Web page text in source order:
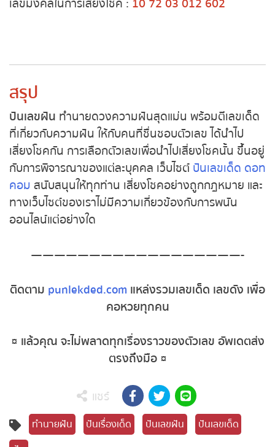
หวยหุ้นจีน บ่าย
หวยหุ้นอิยิป
หวยหุ้นเยอรมัน
หวยหุ้นอังกฤษ
หวยหุ้นรัสเซีย
สรุป
ปันเลขฝัน ทำนายดวงความฝันสุดแม่น พร้อมตีเลขเด็ด
ที่เกี่ยวกับความฝัน ให้กับคนที่ชื่นชอบตัวเลข ได้นำไป
เสี่ยงโชคกัน การเลือกตัวเลขเพื่อนำไปเสี่ยงโชคนั้น ขึ้นอยู่
กับการพิจารณาของแต่ละบุคคล เว็บไซต์ ปันเลขเด็ด ดอท
คอม สนับสนุนให้ทุกท่าน เสี่ยงโชคอย่างถูกกฎหมาย และ
ทางเว็บไซต์ของเราไม่มีความเกี่ยวข้องกับการพนัน
ออนไลน์แต่อย่างใด
——————————————————-
ติดตาม punlekded.com แหล่งรวมเลขเด็ด เลขดัง เพื่อ
คอหวยทุกคน
¤ แล้วคุณ จะไม่พลาดทุกเรื่องราวของตัวเลข อัพเดตส่ง
ตรงถึงมือ ¤
แชร์
ทำนายฝัน ปันเรื่องเด็ด ปันเลขฝัน
ปันเลขเด็ด